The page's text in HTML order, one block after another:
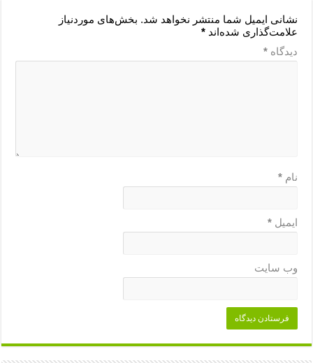
نشانی ایمیل شما منتشر نخواهد شد. بخش‌های موردنیاز
علامت‌گذاری شده‌اند*
دیدگاه*
نام*
ایمیل*
وب‌ سایت